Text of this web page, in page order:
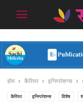
होम कैरियर इन्स्पिरेशन्स
कैरियर इन्स्पिरेशन्स विशेष